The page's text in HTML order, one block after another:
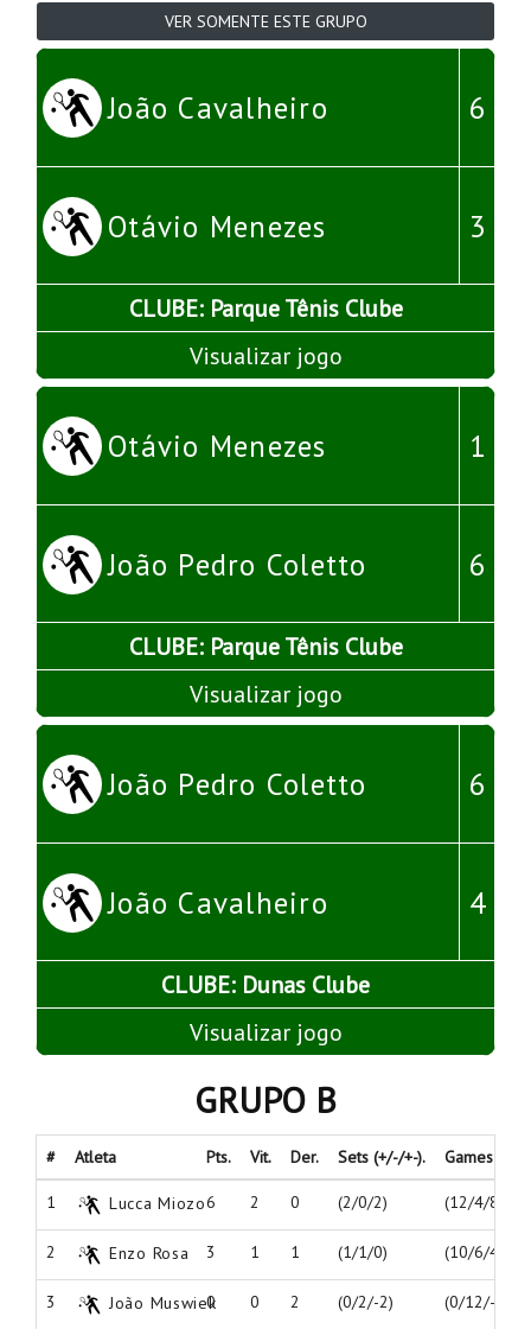
VER SOMENTE ESTE GRUPO
João Cavalheiro
Otávio Menezes
6
3
CLUBE: Parque Tênis Clube
Visualizar jogo
Otávio Menezes
João Pedro Coletto
1
6
CLUBE: Parque Tênis Clube
Visualizar jogo
João Pedro Coletto
João Cavalheiro
6
4
CLUBE: Dunas Clube
Visualizar jogo
GRUPO B
# Atleta Pts. Vit. Der. Sets (+/-/+-). Games (+/-/
1 Lucca Miozo6 2 0 (2/0/2) (12/4/8)
2 Enzo Rosa 3 1 1 (1/1/0) (10/6/4)
3 João Muswiek
0 0 2 (0/2/-2) (0/12/-12)